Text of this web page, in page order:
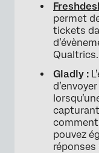
permet
tickets
Qualtrics.
Gladly :
pouvez
réponses